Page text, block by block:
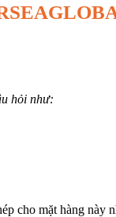
hỏi như:
cho mặt hàng này